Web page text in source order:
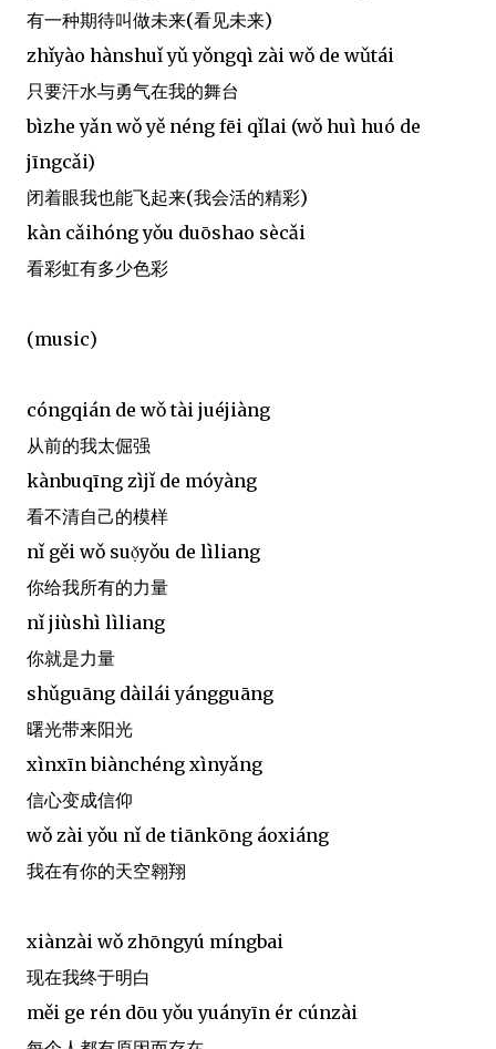
有一种期待叫做未来(看见未来)
zhǐyào hànshuǐ yǔ yǒngqì zài wǒ de wǔtái
只要汗水与勇气在我的舞台
bìzhe yǎn wǒ yě néng fēi qǐlai (wǒ huì huó de
jīngcǎi)
闭着眼我也能飞起来(我会活的精彩)
kàn cǎihóng yǒu duōshao sècǎi
看彩虹有多少色彩
(music)
cóngqián de wǒ tài juéjiàng
从前的我太倔强
kànbuqīng zìjǐ de móyàng
看不清自己的模样
nǐ gěi wǒ suọ̌yǒu de lìliang
你给我所有的力量
nǐ jiùshì lìliang
你就是力量
shǔguāng dàilái yángguāng
曙光带来阳光
xìnxīn biànchéng xìnyǎng
信心变成信仰
wǒ zài yǒu nǐ de tiānkōng áoxiáng
我在有你的天空翱翔
xiànzài wǒ zhōngyú míngbai
现在我终于明白
měi ge rén dōu yǒu yuányīn ér cúnzài